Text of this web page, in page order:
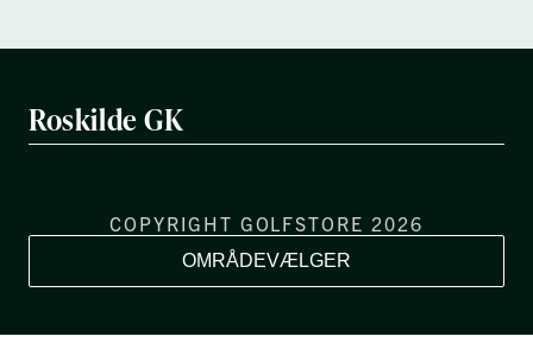
Roskilde GK
COPYRIGHT GOLFSTORE 2026
OMRÅDEVÆLGER